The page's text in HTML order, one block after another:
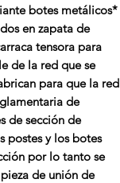
botes metálicos*
en zapata de
tensora para
de la red que se
para que la red
de
de sección de
postes y los botes
por lo tanto se
de unión de